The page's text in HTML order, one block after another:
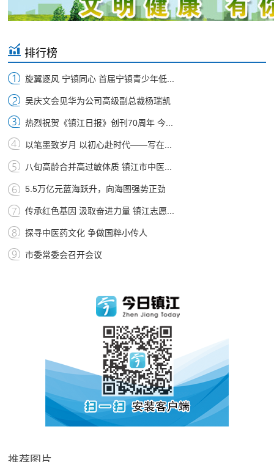
排行榜
旋翼逐风 宁镇同心 首届宁镇青少年低...
吴庆文会见华为公司高级副总裁杨瑞凯
热烈祝贺《镇江日报》创刊70周年 今...
以笔墨致岁月 以初心赴时代——写在...
八旬高龄合并高过敏体质 镇江市中医...
5.5万亿元蓝海跃升，向海图强势正劲
传承红色基因 汲取奋进力量 镇江志愿...
探寻中医药文化 争做国粹小传人
市委常委会召开会议